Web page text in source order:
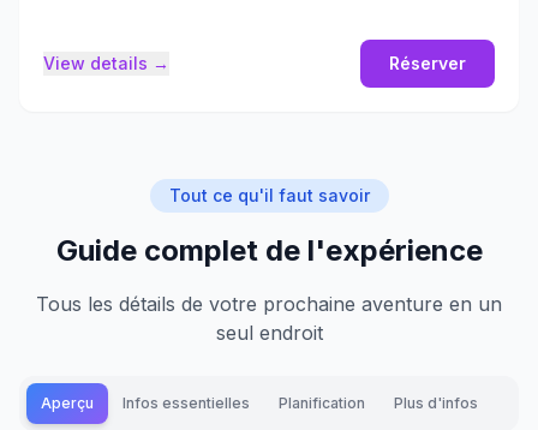
View details → Réserver
Tout ce qu'il faut savoir
Guide complet de l'expérience
Tous les détails de votre prochaine aventure en un
seul endroit
Aperçu Infos essentielles Planification Plus d'infos